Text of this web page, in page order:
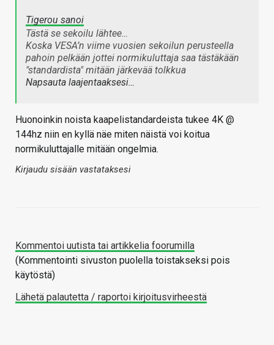
Tigerou sanoi
Tästä se sekoilu lähtee…
Koska VESA’n viime vuosien sekoilun perusteella
pahoin pelkään jottei normikuluttaja saa tästäkään
"standardista" mitään järkevää tolkkua
Napsauta laajentaaksesi…
Huonoinkin noista kaapelistandardeista tukee 4K @
144hz niin en kyllä näe miten näistä voi koitua
normikuluttajalle mitään ongelmia.
Kirjaudu sisään vastataksesi
Kommentoi uutista tai artikkelia foorumilla
(Kommentointi sivuston puolella toistakseksi pois
käytöstä)
Lähetä palautetta / raportoi kirjoitusvirheestä